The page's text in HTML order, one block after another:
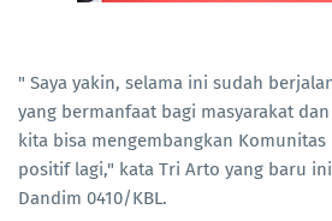
" Saya yakin, selama ini sudah
yang bermanfaat bagi masyarakat
kita bisa mengembangkan
positif lagi," kata Tri Arto yang baru
Dandim 0410/KBL.